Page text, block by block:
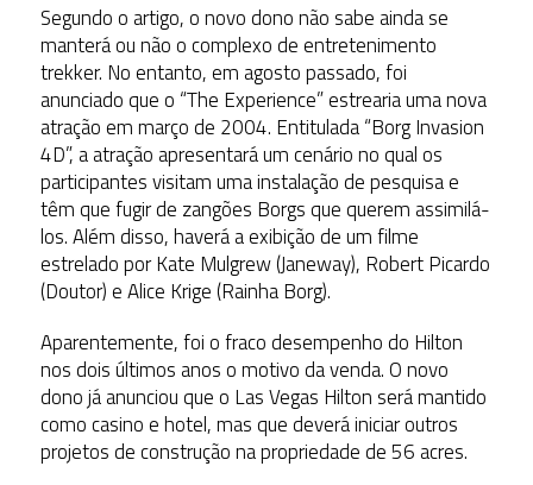
Segundo o artigo, o novo dono não sabe ainda se
manterá ou não o complexo de entretenimento
trekker. No entanto, em agosto passado, foi
anunciado que o “The Experience” estrearia uma nova
atração em março de 2004. Entitulada “Borg Invasion
4D”, a atração apresentará um cenário no qual os
participantes visitam uma instalação de pesquisa e
têm que fugir de zangões Borgs que querem assimilá-
los. Além disso, haverá a exibição de um filme
estrelado por Kate Mulgrew (Janeway), Robert Picardo
(Doutor) e Alice Krige (Rainha Borg).
Aparentemente, foi o fraco desempenho do Hilton
nos dois últimos anos o motivo da venda. O novo
dono já anunciou que o Las Vegas Hilton será mantido
como casino e hotel, mas que deverá iniciar outros
projetos de construção na propriedade de 56 acres.